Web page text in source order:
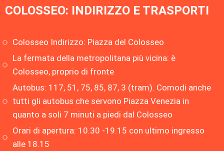
COLOSSEO: INDIRIZZO E TRASPORTI
Colosseo Indirizzo: Piazza del Colosseo
La fermata della metropolitana più vicina: è
Colosseo, proprio di fronte
Autobus: 117, 51, 75, 85, 87, 3 (tram). Comodi anche
tutti gli autobus che servono Piazza Venezia in
quanto a soli 7 minuti a piedi dal Colosseo
Orari di apertura: 10.30 -19.15 con ultimo ingresso
alle 18.15